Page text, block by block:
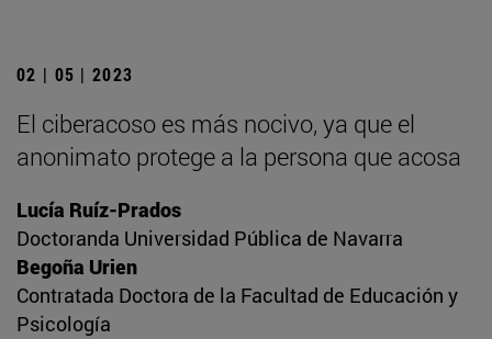
02 | 05 | 2023
El ciberacoso es más nocivo, ya que el
anonimato protege a la persona que acosa
Lucía Ruíz-Prados
Doctoranda Universidad Pública de Navarra
Begoña Urien
Contratada Doctora de la Facultad de Educación y
Psicología